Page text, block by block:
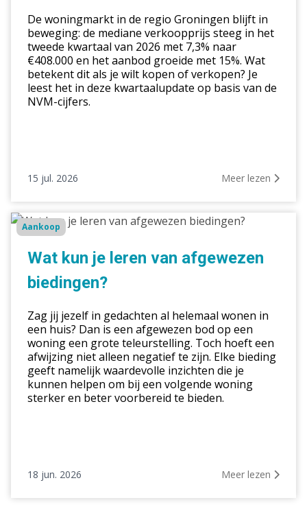
De woningmarkt in de regio Groningen blijft in
beweging: de mediane verkoopprijs steeg in het
tweede kwartaal van 2026 met 7,3% naar
€408.000 en het aanbod groeide met 15%. Wat
betekent dit als je wilt kopen of verkopen? Je
leest het in deze kwartaalupdate op basis van de
NVM-cijfers.
15 jul. 2026 Meer lezen
Wat
kun
van
biedingen?
Aankoop
Wat kun je leren van afgewezen
biedingen?
Zag jij jezelf in gedachten al helemaal wonen in
een huis? Dan is een afgewezen bod op een
woning een grote teleurstelling. Toch hoeft een
afwijzing niet alleen negatief te zijn. Elke bieding
geeft namelijk waardevolle inzichten die je
kunnen helpen om bij een volgende woning
sterker en beter voorbereid te bieden.
18 jun. 2026 Meer lezen